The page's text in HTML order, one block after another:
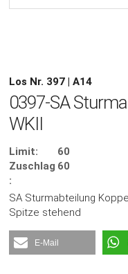
Los Nr. 397 | A14
0397-SA
WKII
Limit:
60
Zuschlag
:
60
SA Sturmabteilung
Spitze stehend
E-Mail